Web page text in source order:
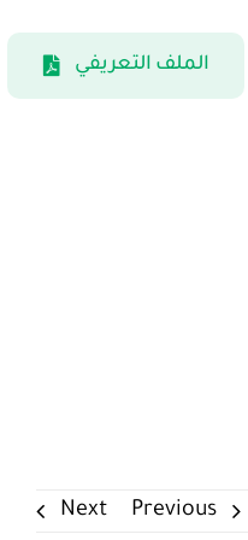
الملف التعريفي
Previous
Next